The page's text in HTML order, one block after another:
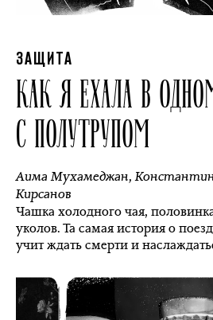
ЗАЩИТА
КАК Я ЕХАЛА В
С ПОЛУТРУПОМ
Аима Мухамеджан,
Кирсанов
Чашка холодного чая,
уколов. Та самая история о
учит ждать смерти и